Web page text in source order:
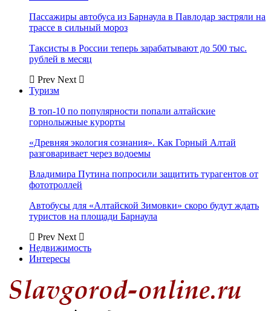
Пассажиры автобуса из Барнаула в Павлодар застряли на
трассе в сильный мороз
Таксисты в России теперь зарабатывают до 500 тыс.
рублей в месяц
Prev Next
Туризм
В топ-10 по популярности попали алтайские
горнолыжные курорты
«Древняя экология сознания». Как Горный Алтай
разговаривает через водоемы
Владимира Путина попросили защитить турагентов от
фототроллей
Автобусы для «Алтайской Зимовки» скоро будут ждать
туристов на площади Барнаула
Prev Next
Недвижимость
Интересы